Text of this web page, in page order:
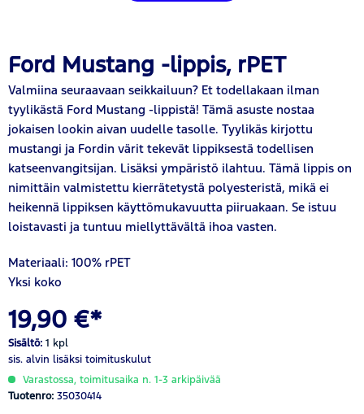
Ford Mustang -lippis, rPET
Valmiina seuraavaan seikkailuun? Et todellakaan ilman
tyylikästä Ford Mustang -lippistä! Tämä asuste nostaa
jokaisen lookin aivan uudelle tasolle. Tyylikäs kirjottu
mustangi ja Fordin värit tekevät lippiksestä todellisen
katseenvangitsijan. Lisäksi ympäristö ilahtuu. Tämä lippis on
nimittäin valmistettu kierrätetystä polyesteristä, mikä ei
heikennä lippiksen käyttömukavuutta piiruakaan. Se istuu
loistavasti ja tuntuu miellyttävältä ihoa vasten.
Materiaali: 100% rPET
Yksi koko
19,90 €*
Sisältö: 1 kpl
sis. alvin lisäksi toimituskulut
Varastossa, toimitusaika n. 1-3 arkipäivää
Tuotenro: 35030414